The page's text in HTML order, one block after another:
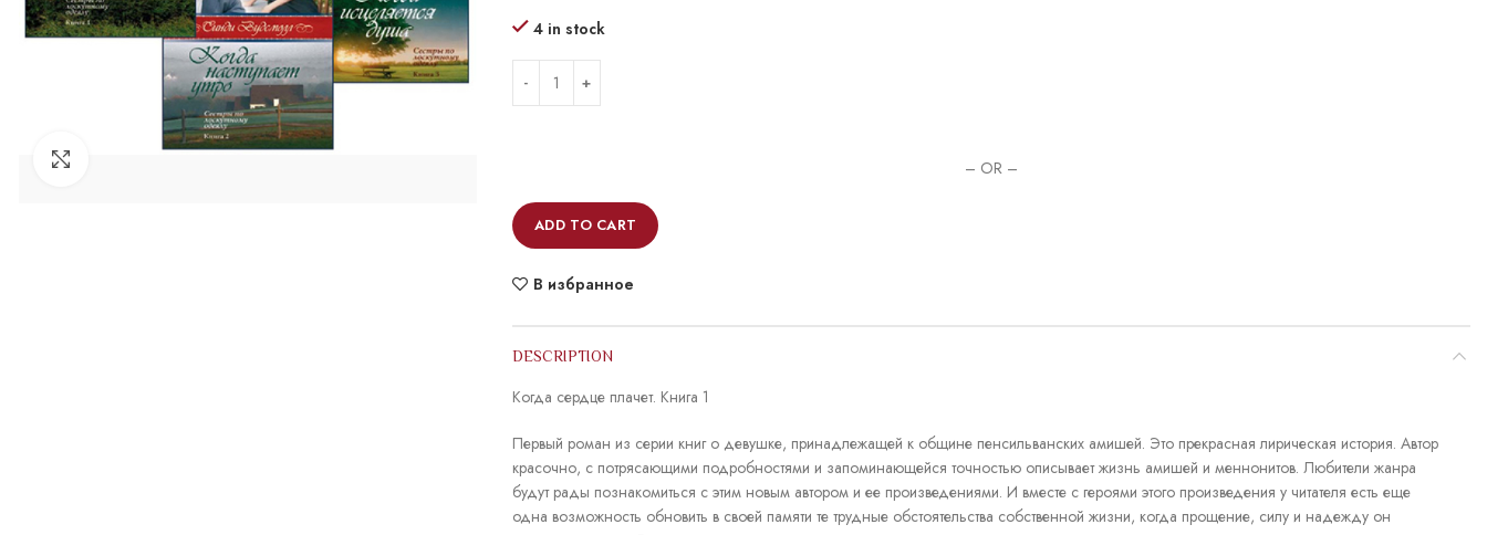
4 in stock
– OR –
ADD TO CART
В избранное
DESCRIPTION
Когда сердце плачет. Книга 1
Первый роман из серии книг о девушке, принадлежащей к общине пенсильванских амишей. Это прекрасная лирическая история. Автор
красочно, с потрясающими подробностями и запоминающейся точностью описывает жизнь амишей и меннонитов. Любители жанра
будут рады познакомиться с этим новым автором и ее произведениями. И вместе с героями этого произведения у читателя есть еще
одна возможность обновить в своей памяти те трудные обстоятельства собственной жизни, когда прощение, силу и надежду он